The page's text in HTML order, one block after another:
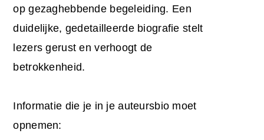
op gezaghebbende begeleiding. Een
duidelijke, gedetailleerde biografie stelt
lezers gerust en verhoogt de
betrokkenheid.
Informatie die je in je auteursbio moet
opnemen: